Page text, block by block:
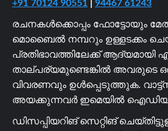
+91 70124 90551 94467 61243
രചനകൾക്കൊപ്പം ഫോട്ടോയും
മൊബൈൽ നമ്പറും ഉള്ളടക്കം
പ്രതിഭാവത്തിലേക്ക് ആദ്യമായി
താല്പര്യമുണ്ടെങ്കിൽ അവരുടെ
വിവരണവും ഉൾപ്പെടുത്തുക.
അയക്കുന്നവർ ഇമെയിൽ
ഡിസപ്പിയറിങ് സെറ്റിങ്